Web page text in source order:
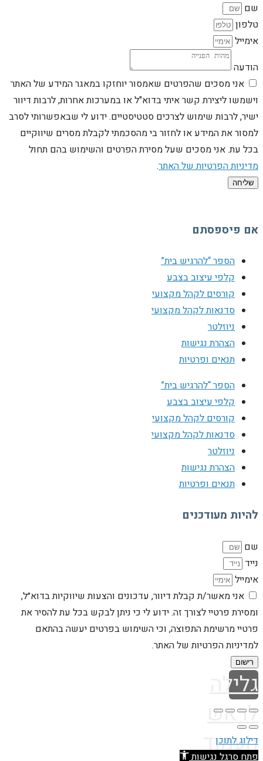
שם
טלפון
אימייל
הודעה
אני מסכים שהפרטים שאמסור יוחזקו במאגר המידע של האתר
וישמשו ליצירת קשר איתי בדוא"ל או במערכות אחרות, לרבות דיוור
ישיר, לרבות שימוש לצרכים סטטיסטיים. ידוע לי שבאפשרותי לסרב
למסור את המידע או לחזור בי מהסכמתי לקבלת מסרים שיווקיים
בכל עת. אני מסכים שעל מסירת הפרטים והשימוש בהם תחול
מדיניות הפרטיות של האתר.
שליחה
אם פיספסתם
הספר “להרגיש בית”
קלפי עיצוב בצבע
קורסים לקהל מקצועי
סדנאות לקהל מקצועי
ניוזלטר
הצהרת נגישות
תנאים ופרטיות
הספר “להרגיש בית”
קלפי עיצוב בצבע
קורסים לקהל מקצועי
סדנאות לקהל מקצועי
ניוזלטר
הצהרת נגישות
תנאים ופרטיות
להיות מעודכנים
שם
נייד
אימייל
אני מאשר/ת קבלת דיוור, עדכונים והצעות שיווקיות בדוא״ל,
ומסירת פרטיי לצורך זה. ידוע לי כי ניתן לבקש בכל עת להסיר את
פרטיי מרשימת התפוצה, וכי השימוש בפרטים יעשה בהתאם
למדיניות הפרטיות של האתר.
רישום
גלילה
לראש
העמוד
דילוג לתוכן
פתח סרגל נגישות